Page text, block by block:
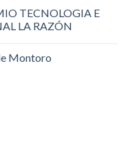
TECNOLOGIA E
LA RAZÓN
Montoro